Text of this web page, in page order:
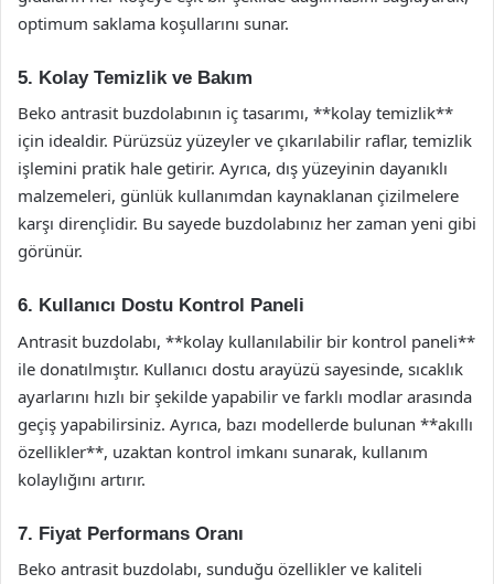
optimum saklama koşullarını sunar.
5. Kolay Temizlik ve Bakım
Beko antrasit buzdolabının iç tasarımı, **kolay temizlik**
için idealdir. Pürüzsüz yüzeyler ve çıkarılabilir raflar, temizlik
işlemini pratik hale getirir. Ayrıca, dış yüzeyinin dayanıklı
malzemeleri, günlük kullanımdan kaynaklanan çizilmelere
karşı dirençlidir. Bu sayede buzdolabınız her zaman yeni gibi
görünür.
6. Kullanıcı Dostu Kontrol Paneli
Antrasit buzdolabı, **kolay kullanılabilir bir kontrol paneli**
ile donatılmıştır. Kullanıcı dostu arayüzü sayesinde, sıcaklık
ayarlarını hızlı bir şekilde yapabilir ve farklı modlar arasında
geçiş yapabilirsiniz. Ayrıca, bazı modellerde bulunan **akıllı
özellikler**, uzaktan kontrol imkanı sunarak, kullanım
kolaylığını artırır.
7. Fiyat Performans Oranı
Beko antrasit buzdolabı, sunduğu özellikler ve kaliteli